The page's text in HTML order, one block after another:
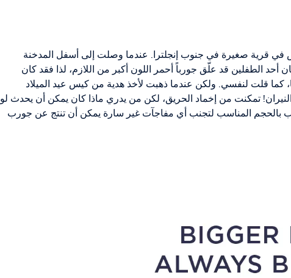
قرية صغيرة في جنوب إنجلترا. عندما وصلت إلى أسفل المدخنة
أحد الطفلين قد علّق جورباً أحمر اللون أكبر من اللازم، لذا فقد كان
كما قلت لنفسي. ولكن عندما ذهبت لأخذ هدية من كيس عيد الميلاد
تمكنت من إخماد الحريق، لكن من يدري ماذا كان يمكن أن يحدث لو
بالحجم المناسب لتجنب أي مفاجآت غير سارة يمكن أن تنتج عن جورب